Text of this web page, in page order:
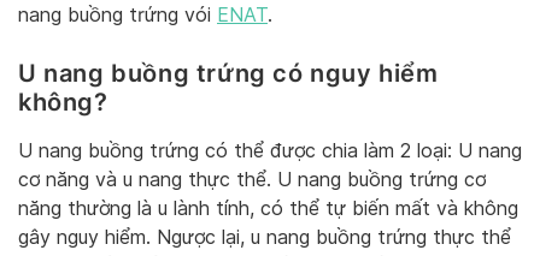
nang buồng trứng vói ENAT.
U nang buồng trứng có nguy hiểm
không?
U nang buồng trứng có thể được chia làm 2 loại: U nang
cơ năng và u nang thực thể. U nang buồng trứng cơ
năng thường là u lành tính, có thể tự biến mất và không
gây nguy hiểm. Ngược lại, u nang buồng trứng thực thể